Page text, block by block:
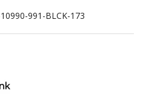
991-BLCK-173